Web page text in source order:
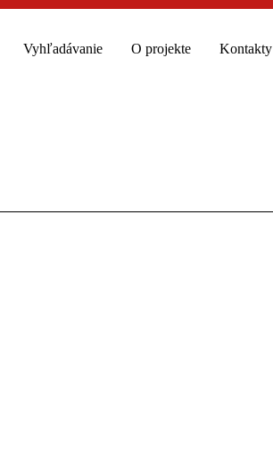
Vyhľadávanie O projekte Kontakty